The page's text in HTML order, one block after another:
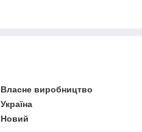
Власне виробництво
Україна
Новий